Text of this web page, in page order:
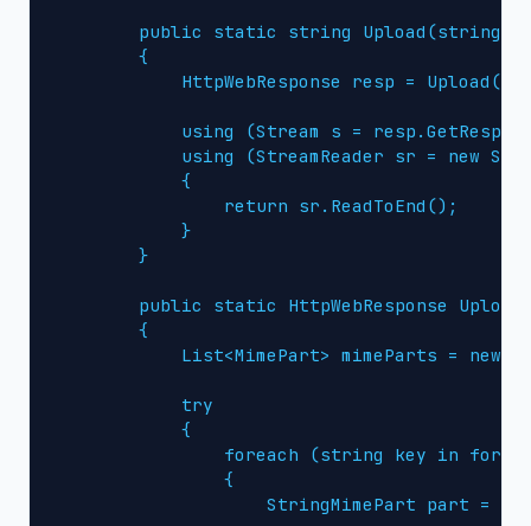
public static string Upload(string
        {
HttpWebResponse resp =
using (Stream s =
using (StreamReader sr = new
            {
                return sr.ReadToEnd();
            }
        }
public static HttpWebResponse
        {
List<MimePart> mimeParts = new
            try
            {
foreach (string key in
                {
StringMimePart part =